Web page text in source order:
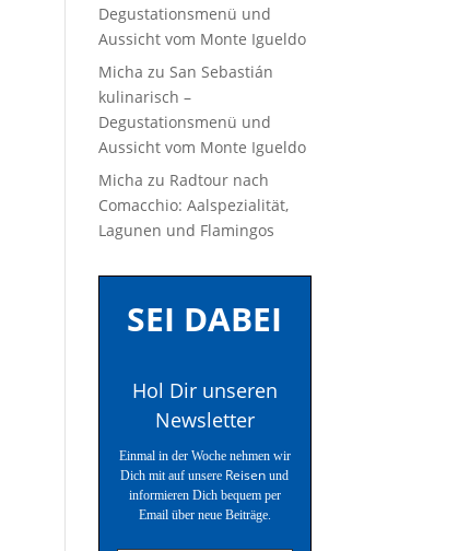
Degustationsmenü und
Aussicht vom Monte Igueldo
Micha zuSan Sebastián
kulinarisch –
Degustationsmenü und
Aussicht vom Monte Igueldo
Micha zu Radtour nach
Comacchio: Aalspezialität,
Lagunen und Flamingos
SEI DABEI
Hol Dir unseren
Newsletter
Einmal in der Woche nehmen wir
Dich mit auf unsere Reisen und
informieren Dich bequem per
Email über neue Beiträge.